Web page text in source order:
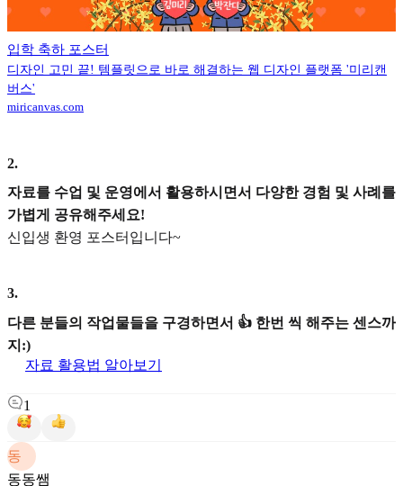
입학 축하 포스터
디자인 고민 끝! 템플릿으로 바로 해결하는 웹 디자인 플랫폼 '미리캔
버스'
miricanvas.com
2.
자료를 수업 및 운영에서 활용하시면서 다양한 경험 및 사례를
가볍게 공유해주세요!
신입생 환영 포스터입니다~
3.
다른 분들의 작업물들을 구경하면서 👍 한번 씩 해주는 센스까
지:)
자료 활용법 알아보기
1
동
동동쌤